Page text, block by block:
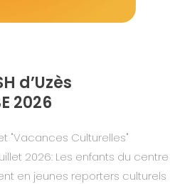
d’Uzès
2026
"Vacances Culturelles"
2026: Les enfants du centre
en jeunes reporters culturels